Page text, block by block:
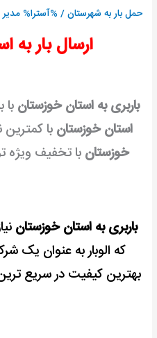
حمل بار به شهرستان/ %آسترا% مدیر
ارسال بار به
باربری به استان خوزستان
استان خوزستانبا
خوزستان با تخفیف ویژه
باربری به استان خوزستان
که الوبار به عنوان یک
بهترین کیفیت در سریع
بیمه